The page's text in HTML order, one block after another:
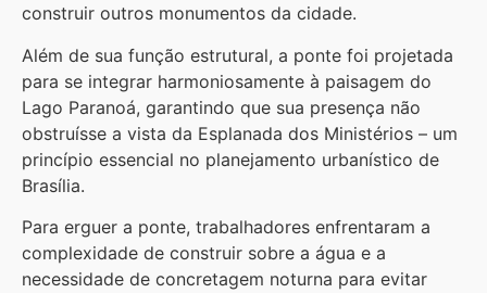
construir outros monumentos da cidade.
Além de sua função estrutural, a ponte foi projetada
para se integrar harmoniosamente à paisagem do
Lago Paranoá, garantindo que sua presença não
obstruísse a vista da Esplanada dos Ministérios – um
princípio essencial no planejamento urbanístico de
Brasília.
Para erguer a ponte, trabalhadores enfrentaram a
complexidade de construir sobre a água e a
necessidade de concretagem noturna para evitar